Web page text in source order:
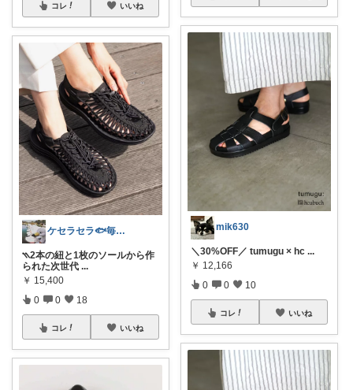
コレ いいね
ケセラセラ🐟毎日を快適にするアイテム
⳹2本の紐と1枚のソールから作
られた次世代 ...
￥ 15,400
0 0 18
コレ いいね
mik630
＼30%OFF／ tumugu × hc ...
￥ 12,166
0 0 10
コレ いいね